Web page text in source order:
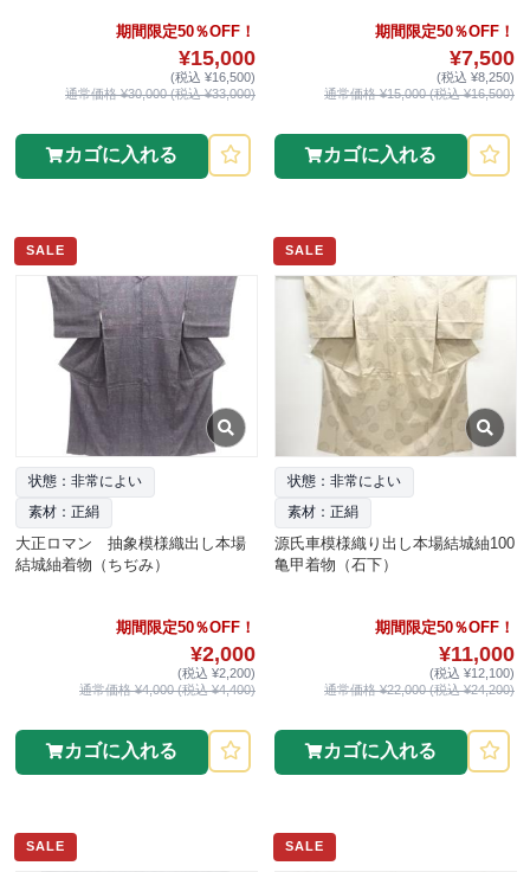
期間限定50％OFF！
¥15,000
(税込 ¥16,500)
通常価格 ¥30,000 (税込 ¥33,000)
カゴに入れる
期間限定50％OFF！
¥7,500
(税込 ¥8,250)
通常価格 ¥15,000 (税込 ¥16,500)
カゴに入れる
SALE
状態：非常によい
素材：正絹
大正ロマン 抽象模様織出し本場
結城紬着物（ちぢみ）
期間限定50％OFF！
¥2,000
(税込 ¥2,200)
通常価格 ¥4,000 (税込 ¥4,400)
カゴに入れる
SALE
状態：非常によい
素材：正絹
源氏車模様織り出し本場結城紬100
亀甲着物（石下）
期間限定50％OFF！
¥11,000
(税込 ¥12,100)
通常価格 ¥22,000 (税込 ¥24,200)
カゴに入れる
SALE SALE